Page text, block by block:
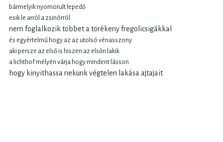
bármelyik nyomorult lepedő
esik le arról a zsinórról
nem foglalkozik többet a törékeny fregolicsigákkal
és egyértelmű hogy az az utolsó vénasszony
aki persze az első is hiszen az elsőn lakik
a lichthof mélyén várja hogy mindent lásson
hogy kinyithassa nekünk végtelen lakása ajtajait